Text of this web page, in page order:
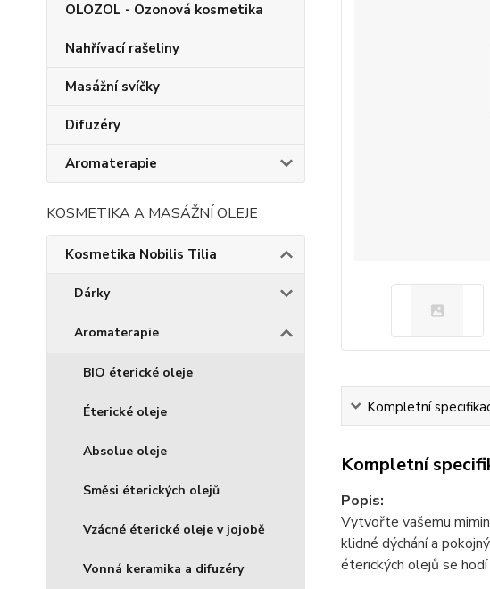
OLOZOL - Ozonová kosmetika
Nahřívací rašeliny
Masážní svíčky
Difuzéry
Aromaterapie
KOSMETIKA A MASÁŽNÍ OLEJE
Kosmetika Nobilis Tilia
Dárky
Aromaterapie
BIO éterické oleje
Éterické oleje
Absolue oleje
Směsi éterických olejů
Vzácné éterické oleje v jojobě
Vonná keramika a difuzéry
Kompletní
Kompletní
Popis:
Vytvořte vašemu
klidné dýchání a
éterických olejů se